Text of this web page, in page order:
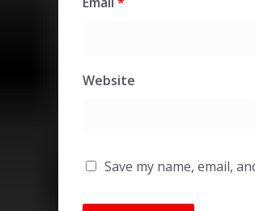
Website
Save my name, email,